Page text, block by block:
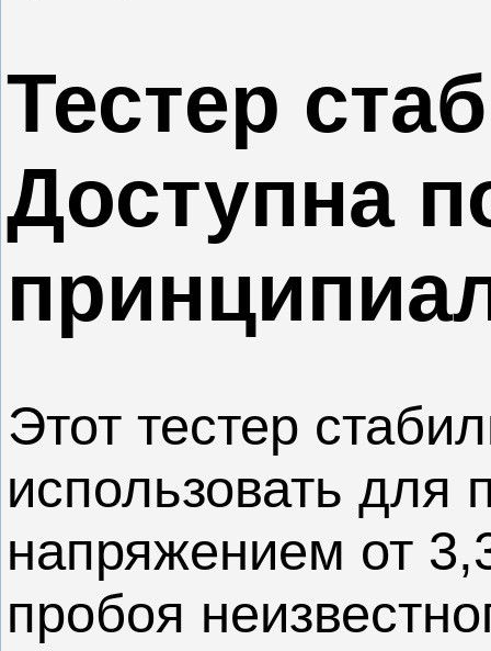
Тестер
Доступна
Этот тестер
использовать для
напряжением от
пробоя